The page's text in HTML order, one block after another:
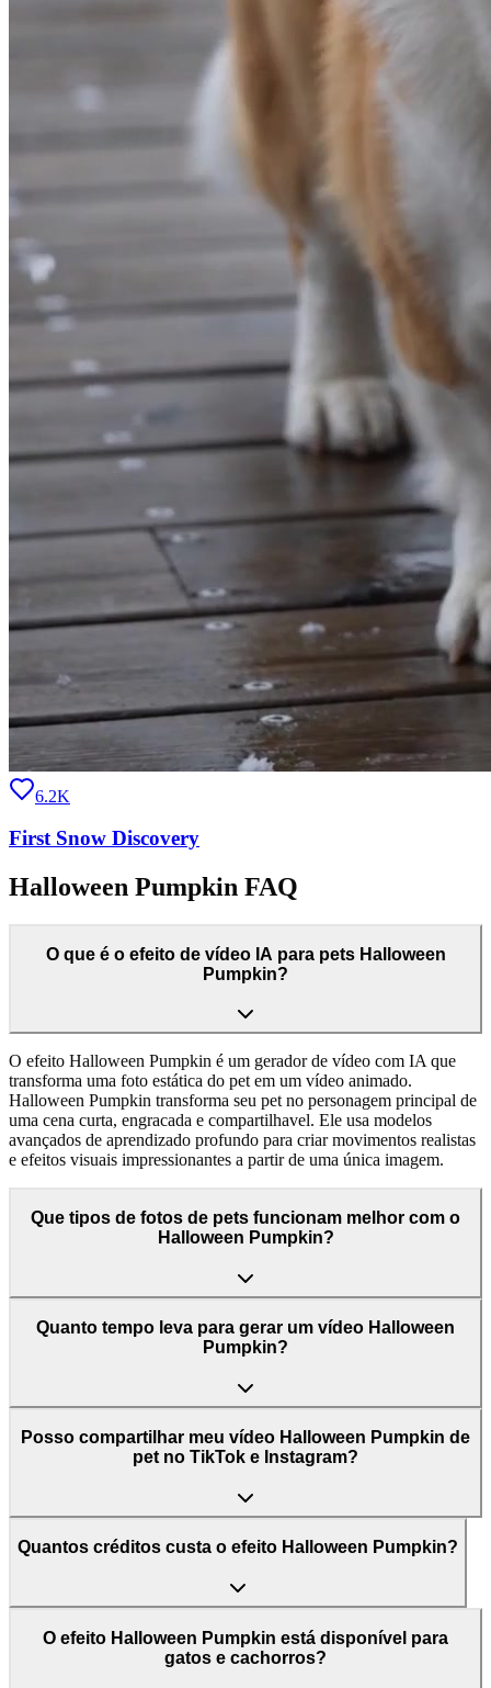
6.2K
First Snow Discovery
Halloween Pumpkin FAQ
O que é o efeito de vídeo IA para pets Halloween
Pumpkin?
O efeito Halloween Pumpkin é um gerador de vídeo com IA que
transforma uma foto estática do pet em um vídeo animado.
Halloween Pumpkin transforma seu pet no personagem principal de
uma cena curta, engracada e compartilhavel. Ele usa modelos
avançados de aprendizado profundo para criar movimentos realistas
e efeitos visuais impressionantes a partir de uma única imagem.
Que tipos de fotos de pets funcionam melhor com o
Halloween Pumpkin?
Quanto tempo leva para gerar um vídeo Halloween
Pumpkin?
Posso compartilhar meu vídeo Halloween Pumpkin de
pet no TikTok e Instagram?
Quantos créditos custa o efeito Halloween Pumpkin?
O efeito Halloween Pumpkin está disponível para
gatos e cachorros?